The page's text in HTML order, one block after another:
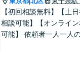
【初回相談無料】【土
相談可能】【オンライ
可能】 依頼者一人一人の